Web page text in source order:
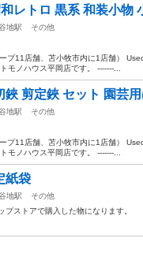
レトロ 黒系 和装小物
地駅
その他
プ11店舗、苫小牧市内に1店舗）
モノハウス平岡店です。 -------...
剪定鋏 セット 園芸
地駅
その他
プ11店舗、苫小牧市内に1店舗）
モノハウス平岡店です。 -------...
紙袋
地駅
その他
ストアで購入した物になります。